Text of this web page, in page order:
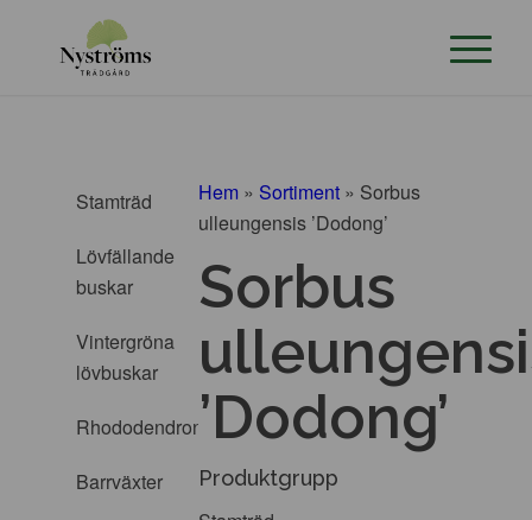
Stamträd
Lövfällande
buskar
Vintergröna
lövbuskar
Rhododendron
Barrväxter
Hem » Sortiment » Sorbus
ulleungensis ’Dodong’
Sorbus
’Dodong’
Produktgrupp